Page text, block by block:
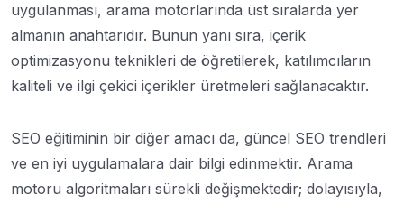
uygulanması, arama motorlarında üst sıralarda yer
almanın anahtarıdır. Bunun yanı sıra, içerik
optimizasyonu teknikleri de öğretilerek, katılımcıların
kaliteli ve ilgi çekici içerikler üretmeleri sağlanacaktır.
SEO eğitiminin bir diğer amacı da, güncel SEO trendleri
ve en iyi uygulamalara dair bilgi edinmektir. Arama
motoru algoritmaları sürekli değişmektedir; dolayısıyla,